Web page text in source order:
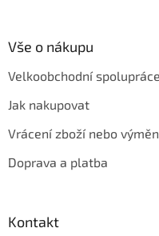
Vše o nákupu
Velkoobchodní
Jak nakupovat
Vrácení zboží nebo
Doprava a platba
Kontakt